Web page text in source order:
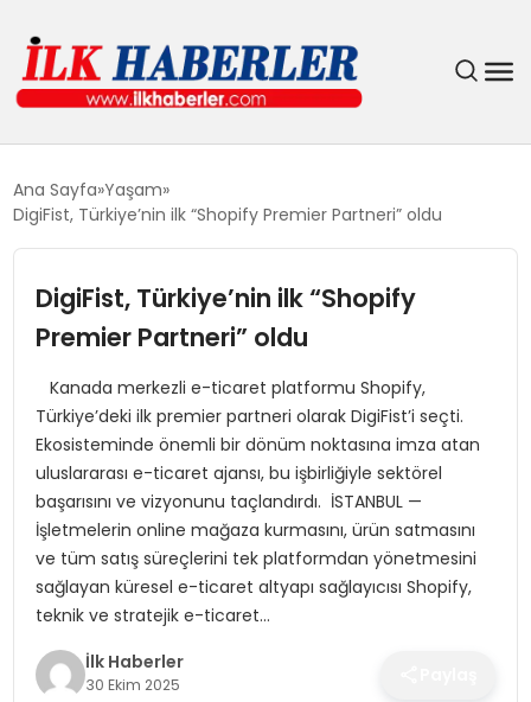
EKONOMI
MAGAZIN
SIYASET
SPOR
TEKNOLOJI
YAŞAM
Ana Sayfa Yaşam
DigiFist, Türkiye’nin ilk “Shopify Premier Partneri” oldu
DigiFist, Türkiye’nin ilk “Shopify
Premier Partneri” oldu
Kanada merkezli e-ticaret platformu Shopify,
Türkiye’deki ilk premier partneri olarak DigiFist’i seçti.
Ekosisteminde önemli bir dönüm noktasına imza atan
uluslararası e-ticaret ajansı, bu işbirliğiyle sektörel
başarısını ve vizyonunu taçlandırdı. İSTANBUL —
İşletmelerin online mağaza kurmasını, ürün satmasını
ve tüm satış süreçlerini tek platformdan yönetmesini
sağlayan küresel e-ticaret altyapı sağlayıcısı Shopify,
teknik ve stratejik e-ticaret…
İlk Haberler
30 Ekim 2025